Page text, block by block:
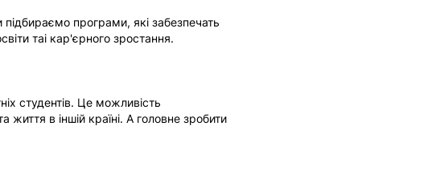
програми, які забезпечать
таі кар'єрного зростання.
студентів. Це можливість
в іншій країні. А головне зробити